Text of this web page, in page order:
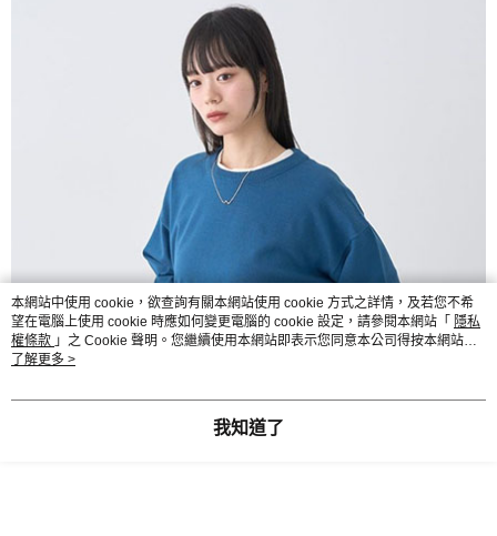
本網站中使用 cookie，欲查詢有關本網站使用 cookie 方式之詳情，及若您不希
望在電腦上使用 cookie 時應如何變更電腦的 cookie 設定，請參閱本網站「 隱私
權條款 」之 Cookie 聲明。您繼續使用本網站即表示您同意本公司得按本網站使
用條款之 Cookie 聲明使用 cookie。
了解更多 >
我知道了